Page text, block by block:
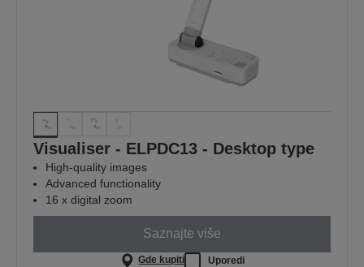
Visualiser - ELPDC13 - Desktop type
High-quality images
Advanced functionality
16 x digital zoom
Saznajte više
Gde kupiti Uporedi